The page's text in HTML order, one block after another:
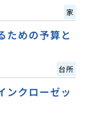
家
ための予算と
台所
ンクローゼッ